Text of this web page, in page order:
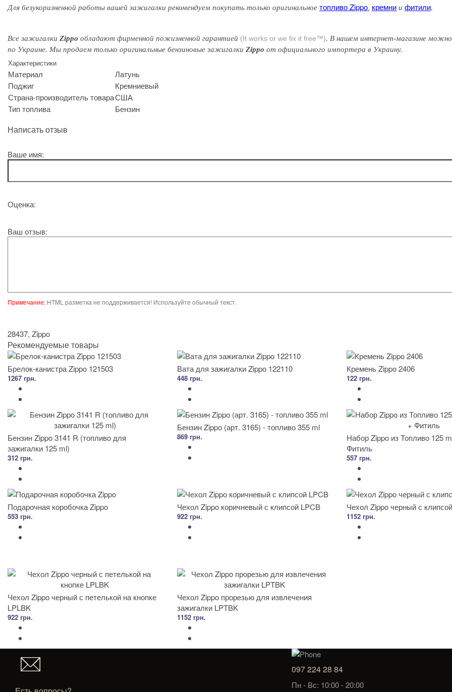
Для безукоризненной работы вашей зажигалки рекомендуем покупать только оригинальное топливо Zippo, кремни и фитили.
Все зажигалки Zippo обладают фирменной пожизненной гарантией (It works or we fix it free™). В нашем интернет-магазине
по Украине. Мы продаем только оригинальные бензиновые зажигалки Zippo от официального импортера в Украину.
Характеристики
Материал
Латунь
Поджиг
Кремниевый
Страна-производитель товараСША
Тип топлива
Бензин
Написать отзыв
Ваше имя:
Оценка:
Ваш отзыв:
Примечание: HTML разметка не поддерживается! Используйте обычный текст.
28437, Zippo
Рекомендуемые товары
Брелок-канистра Zippo 121503
1267 грн.
Вата для зажигалки Zippo 122110
448 грн.
Кремень Zippo 2406
122 грн.
Бензин Zippo 3141 R (топливо для
зажигалки 125 ml)
312 грн.
Бензин Zippo (арт. 3165) - топливо 355 ml
869 грн.
Набор Zippo из Топливо 125
Фитиль
557 грн.
Подарочная коробочка Zippo
553 грн.
Чехол Zippo коричневый с клипсой LPCB
922 грн.
Чехол Zippo черный с
1152 грн.
Чехол Zippo черный с петелькой на кнопке
LPLBK
922 грн.
Чехол Zippo прорезью для извлечения
зажигалки LPTBK
1152 грн.
097 224 28 84
Пн - Вс: 10:00 - 20:00